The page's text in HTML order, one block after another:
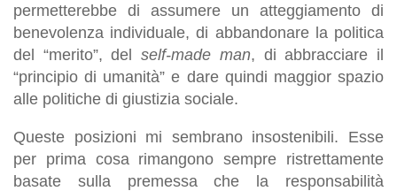
permetterebbe di assumere un atteggiamento di
benevolenza individuale, di abbandonare la politica
del “merito”, delself-made man, di abbracciare il
“principio di umanità” e dare quindi maggior spazio
alle politiche di giustizia sociale.
Queste posizioni mi sembrano insostenibili. Esse
per prima cosa rimangono sempre ristrettamente
basate sulla premessa che la responsabilità